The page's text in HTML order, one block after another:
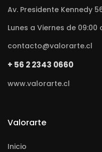
Av. Presidente Kennedy
Lunes a Viernes de 09:00
contacto@valorarte.cl
+ 56 2 2343 0660
www.valorarte.cl
Valorarte
Inicio